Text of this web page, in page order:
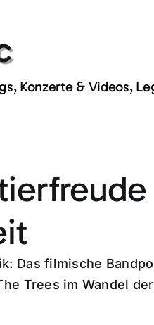
Konzerte & Videos,
Das filmische
Trees im Wandel